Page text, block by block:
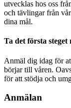
utvecklas hos oss
och tävlingar från
dina mål.
Ta det första
Anmäl dig idag för
börjar till våren.
för att stödja och
Anmälan